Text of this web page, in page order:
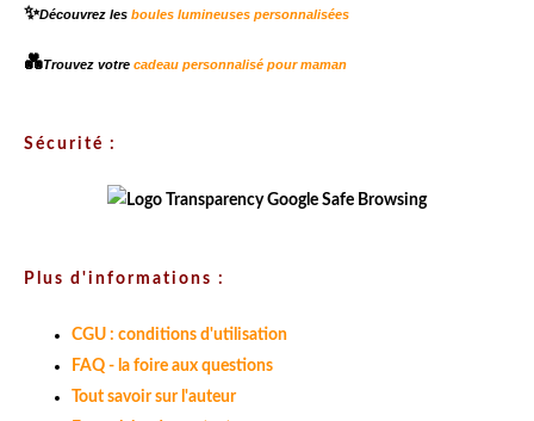
✨Découvrez les boules lumineuses personnalisées
💑Trouvez votre cadeau personnalisé pour maman
Sécurité :
Plus d'informations :
CGU : conditions d'utilisation
FAQ - la foire aux questions
Tout savoir sur l'auteur